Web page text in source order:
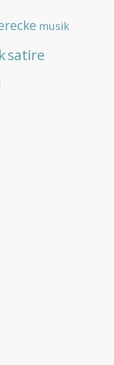
musik
satire